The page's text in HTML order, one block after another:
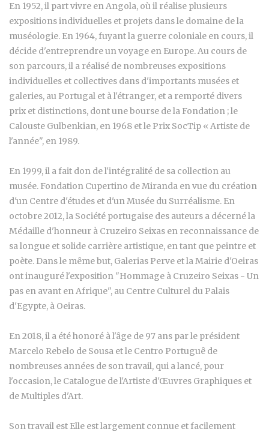
En 1952, il part vivre en Angola, où il réalise plusieurs
expositions individuelles et projets dans le domaine de la
muséologie. En 1964, fuyant la guerre coloniale en cours, il
décide d'entreprendre un voyage en Europe. Au cours de
son parcours, il a réalisé de nombreuses expositions
individuelles et collectives dans d'importants musées et
galeries, au Portugal et à l'étranger, et a remporté divers
prix et distinctions, dont une bourse de la Fondation ; le
Calouste Gulbenkian, en 1968 et le Prix SocTip « Artiste de
l'année", en 1989.
En 1999, il a fait don de l'intégralité de sa collection au
musée. Fondation Cupertino de Miranda en vue du création
d'un Centre d'études et d'un Musée du Surréalisme. En
octobre 2012, la Société portugaise des auteurs a décerné la
Médaille d'honneur à Cruzeiro Seixas en reconnaissance de
sa longue et solide carrière artistique, en tant que peintre et
poète. Dans le même but, Galerias Perve et la Mairie d'Oeiras
ont inauguré l'exposition "Hommage à Cruzeiro Seixas - Un
pas en avant en Afrique", au Centre Culturel du Palais
d'Egypte, à Oeiras.
En 2018, il a été honoré à l'âge de 97 ans par le président
Marcelo Rebelo de Sousa et le Centro Portuguê de
nombreuses années de son travail, qui a lancé, pour
l'occasion, le Catalogue de l'Artiste d'Œuvres Graphiques et
de Multiples d'Art.
Son travail est Elle est largement connue et facilement